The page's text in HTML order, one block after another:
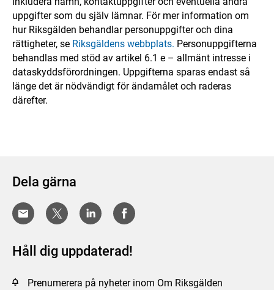
uppgifter som du själv lämnar. För mer information om
hur Riksgälden behandlar personuppgifter och dina
rättigheter, se Riksgäldens webbplats. Personuppgifterna
behandlas med stöd av artikel 6.1 e – allmänt intresse i
dataskyddsförordningen. Uppgifterna sparas endast så
länge det är nödvändigt för ändamålet och raderas
därefter.
Dela gärna
Håll dig uppdaterad!
Prenumerera på nyheter inom Om Riksgälden